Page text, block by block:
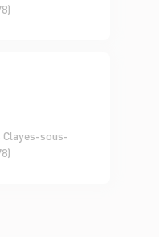
Clayes-sous-